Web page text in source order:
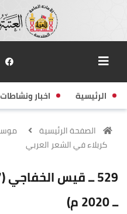
الرئيسية اخبار ونشاطات
الصفحة الرئيسية
كربلاء في الشعر العربي
ــ 2020 م)